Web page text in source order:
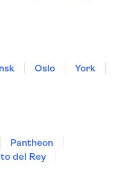
Oslo
York
Pantheon
del Rey